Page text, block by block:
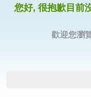
您好, 很抱歉目前
歡迎您瀏